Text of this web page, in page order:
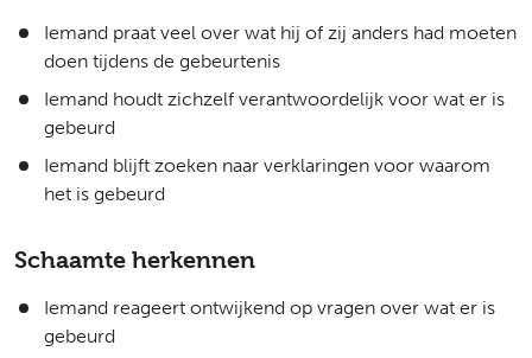
Iemand praat veel over wat hij of zij anders had moeten
doen tijdens de gebeurtenis
Iemand houdt zichzelf verantwoordelijk voor wat er is
gebeurd
Iemand blijft zoeken naar verklaringen voor waarom
het is gebeurd
Schaamte herkennen
Iemand reageert ontwijkend op vragen over wat er is
gebeurd